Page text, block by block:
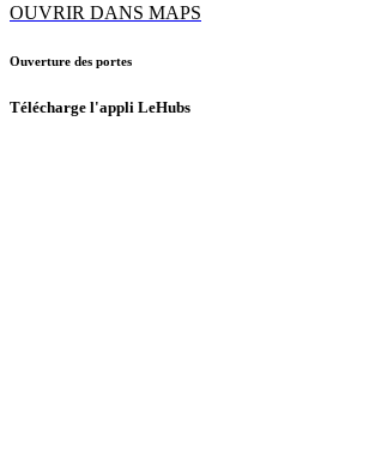
OUVRIR DANS MAPS
Ouverture des portes
Télécharge l'appli LeHubs